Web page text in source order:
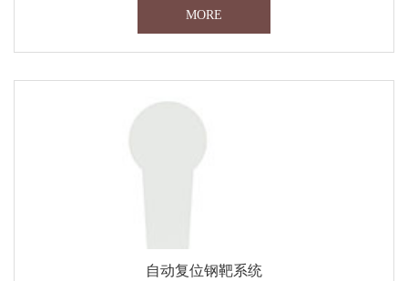
MORE
自动复位钢靶系统